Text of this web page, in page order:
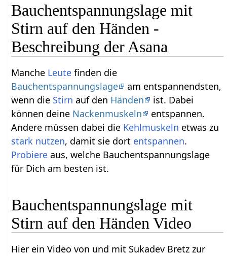
Bauchentspannungslage mit
Stirn auf den Händen -
Beschreibung der Asana
Manche Leute finden die
Bauchentspannungslage
am entspannendsten,
wenn die Stirn auf den Händen
ist. Dabei
können deine Nackenmuskeln
entspannen.
Andere müssen dabei die Kehlmuskeln etwas zu
stark nutzen, damit sie dort entspannen.
Probiere aus, welche Bauchentspannungslage
für Dich am besten ist.
Bauchentspannungslage mit
Stirn auf den Händen Video
Hier ein Video von und mit Sukadev Bretz zur